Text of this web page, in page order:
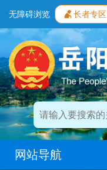
无障碍浏览 长者专区
网站导航